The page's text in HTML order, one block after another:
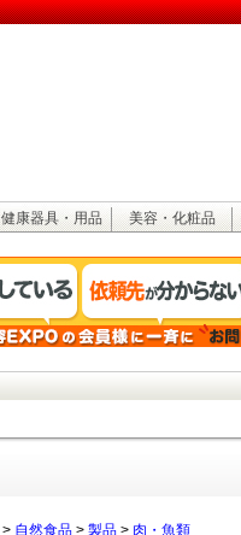
健康器具・用品 美容・化粧品
> 自然食品 > 製品 > 肉・魚類